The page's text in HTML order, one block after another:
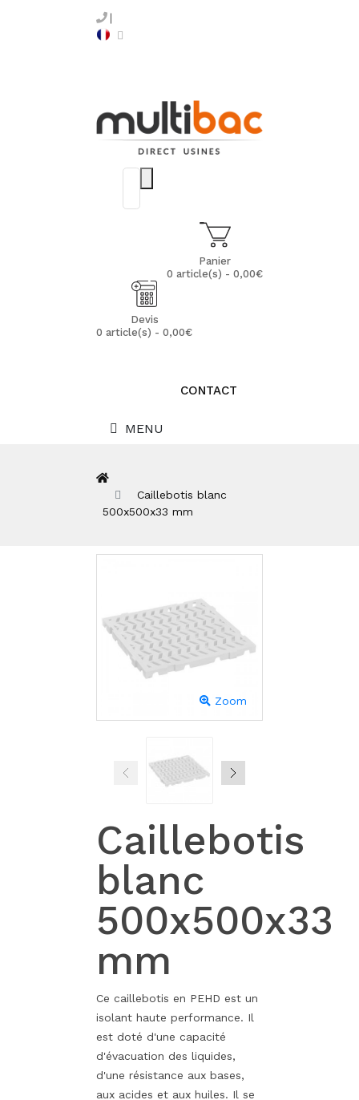
Panier
0 article(s) - 0,00€
Devis
0 article(s) - 0,00€
CONTACT
MENU
Caillebotis blanc
500x500x33 mm
Zoom
Caillebotis
blanc
500x500x33
mm
Ce caillebotis en PEHD est un
isolant haute performance. Il
est doté d'une capacité
d'évacuation des liquides,
d'une résistance aux bases,
aux acides et aux huiles. Il se